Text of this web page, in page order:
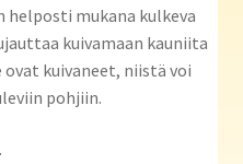
helposti mukana kulkeva
kuivamaan kauniita
ovat kuivaneet, niistä voi
pohjiin.